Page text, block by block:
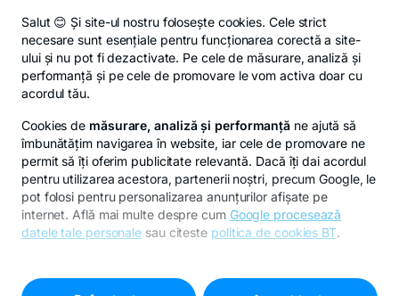
Termeni și condițiiANPCPolitica de confidențialitatePolitica de
Salut 😊 Și site-ul nostru folosește cookies. Cele strict
necesare sunt esențiale pentru funcționarea corectă a site-
ului și nu pot fi dezactivate. Pe cele de măsurare, analiză și
performanță și pe cele de promovare le vom activa doar cu
acordul tău.
Cookies de măsurare, analiză și performanță ne ajută să
îmbunătățim navigarea în website, iar cele de promovare ne
permit să îți oferim publicitate relevantă. Dacă îți dai acordul
pentru utilizarea acestora, partenerii noștri, precum Google, le
pot folosi pentru personalizarea anunțurilor afișate pe
internet. Află mai multe despre cum Google procesează
datele tale personale sau citeste politica de cookies BT.
cookies"